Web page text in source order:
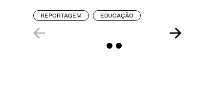
REPORTAGEM EDUCAÇÃO